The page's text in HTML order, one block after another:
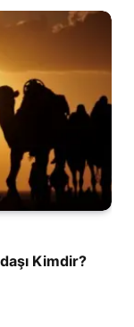
Kimdir?